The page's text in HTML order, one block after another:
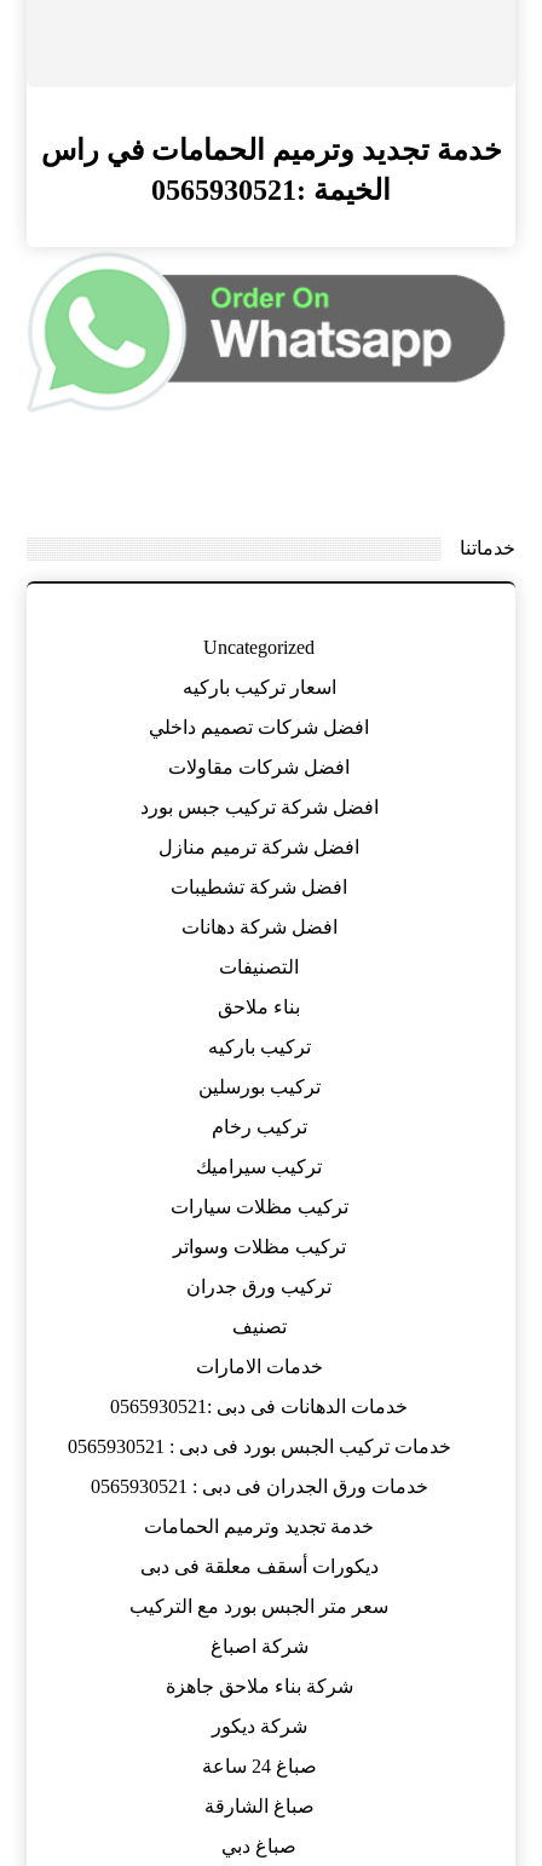
خدمة تجديد وترميم الحمامات في راس
الخيمة :0565930521
خدماتنا
Uncategorized
اسعار تركيب باركيه
افضل شركات تصميم داخلي
افضل شركات مقاولات
افضل شركة تركيب جبس بورد
افضل شركة ترميم منازل
افضل شركة تشطيبات
افضل شركة دهانات
التصنيفات
بناء ملاحق
تركيب باركيه
تركيب بورسلين
تركيب رخام
تركيب سيراميك
تركيب مظلات سيارات
تركيب مظلات وسواتر
تركيب ورق جدران
تصنيف
خدمات الامارات
خدمات الدهانات فى دبى :0565930521
خدمات تركيب الجبس بورد فى دبى : 0565930521
خدمات ورق الجدران فى دبى : 0565930521
خدمة تجديد وترميم الحمامات
ديكورات أسقف معلقة فى دبى
سعر متر الجبس بورد مع التركيب
شركة اصباغ
شركة بناء ملاحق جاهزة
شركة ديكور
صباغ 24 ساعة
صباغ الشارقة
صباغ دبي